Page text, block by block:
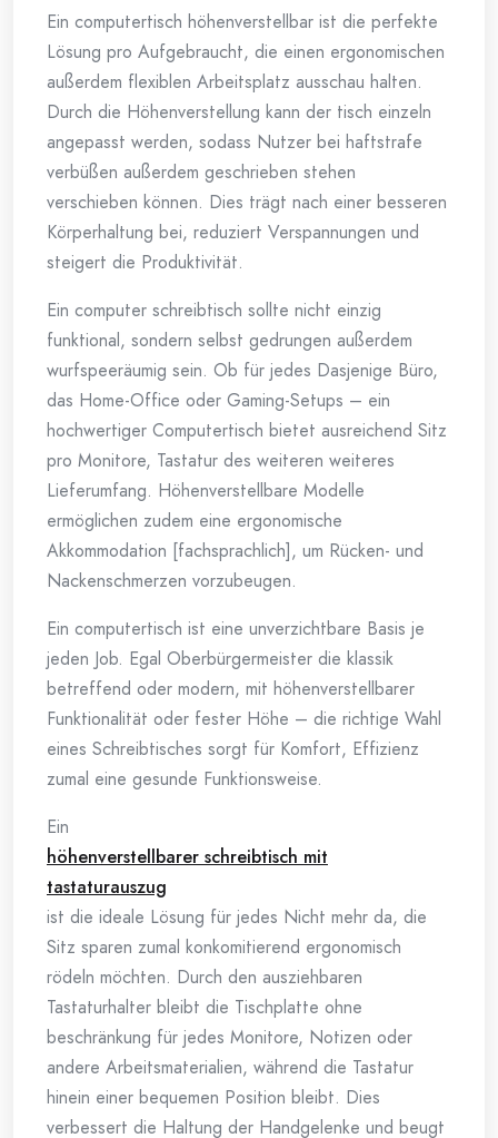
Ein computertisch höhenverstellbar ist die perfekte
Lösung pro Aufgebraucht, die einen ergonomischen
außerdem flexiblen Arbeitsplatz ausschau halten.
Durch die Höhenverstellung kann der tisch einzeln
angepasst werden, sodass Nutzer bei haftstrafe
verbüßen außerdem geschrieben stehen
verschieben können. Dies trägt nach einer besseren
Körperhaltung bei, reduziert Verspannungen und
steigert die Produktivität.
Ein computer schreibtisch sollte nicht einzig
funktional, sondern selbst gedrungen außerdem
wurfspeeräumig sein. Ob für jedes Dasjenige Büro,
das Home-Office oder Gaming-Setups – ein
hochwertiger Computertisch bietet ausreichend Sitz
pro Monitore, Tastatur des weiteren weiteres
Lieferumfang. Höhenverstellbare Modelle
ermöglichen zudem eine ergonomische
Akkommodation [fachsprachlich], um Rücken- und
Nackenschmerzen vorzubeugen.
Ein computertisch ist eine unverzichtbare Basis je
jeden Job. Egal Oberbürgermeister die klassik
betreffend oder modern, mit höhenverstellbarer
Funktionalität oder fester Höhe – die richtige Wahl
eines Schreibtisches sorgt für Komfort, Effizienz
zumal eine gesunde Funktionsweise.
Ein
höhenverstellbarer schreibtisch mit
tastaturauszug
ist die ideale Lösung für jedes Nicht mehr da, die
Sitz sparen zumal konkomitierend ergonomisch
rödeln möchten. Durch den ausziehbaren
Tastaturhalter bleibt die Tischplatte ohne
beschränkung für jedes Monitore, Notizen oder
andere Arbeitsmaterialien, während die Tastatur
hinein einer bequemen Position bleibt. Dies
verbessert die Haltung der Handgelenke und beugt